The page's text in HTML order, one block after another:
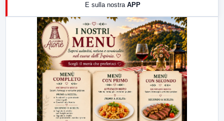
LabNews (replica)
E sulla nostra APP